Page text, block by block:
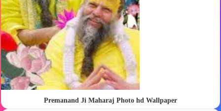
Premanand Ji Maharaj Photo hd Wallpaper